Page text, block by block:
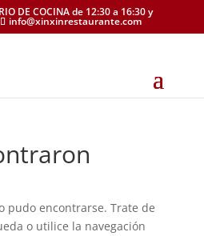
DE COCINA de 12:30 a 16:30 y
info@xinxinrestaurante.com
pudo encontrarse. Trate de
o utilice la navegación